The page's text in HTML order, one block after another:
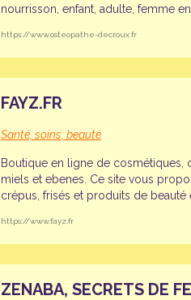
nourrisson, enfant, adulte, femme
https://www.osteopathe-decroux.fr
FAYZ.FR
Santé, soins, beauté
Boutique en ligne de cosmétiques,
miels et ebenes. Ce site vous
crépus, frisés et produits de beauté
https://www.fayz.fr
ZENABA, SECRETS DE